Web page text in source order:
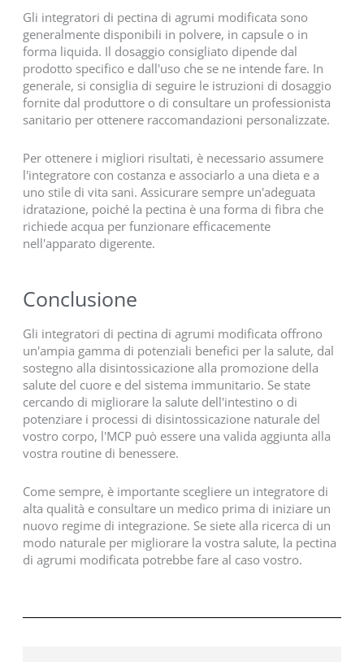
Gli integratori di pectina di agrumi modificata sono
generalmente disponibili in polvere, in capsule o in
forma liquida. Il dosaggio consigliato dipende dal
prodotto specifico e dall'uso che se ne intende fare. In
generale, si consiglia di seguire le istruzioni di dosaggio
fornite dal produttore o di consultare un professionista
sanitario per ottenere raccomandazioni personalizzate.
Per ottenere i migliori risultati, è necessario assumere
l'integratore con costanza e associarlo a una dieta e a
uno stile di vita sani. Assicurare sempre un'adeguata
idratazione, poiché la pectina è una forma di fibra che
richiede acqua per funzionare efficacemente
nell'apparato digerente.
Conclusione
Gli integratori di pectina di agrumi modificata offrono
un'ampia gamma di potenziali benefici per la salute, dal
sostegno alla disintossicazione alla promozione della
salute del cuore e del sistema immunitario. Se state
cercando di migliorare la salute dell'intestino o di
potenziare i processi di disintossicazione naturale del
vostro corpo, l'MCP può essere una valida aggiunta alla
vostra routine di benessere.
Come sempre, è importante scegliere un integratore di
alta qualità e consultare un medico prima di iniziare un
nuovo regime di integrazione. Se siete alla ricerca di un
modo naturale per migliorare la vostra salute, la pectina
di agrumi modificata potrebbe fare al caso vostro.